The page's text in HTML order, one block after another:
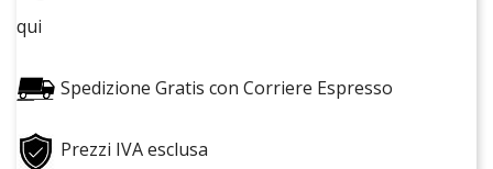
qui
Spedizione Gratis con Corriere Espresso
Prezzi IVA esclusa